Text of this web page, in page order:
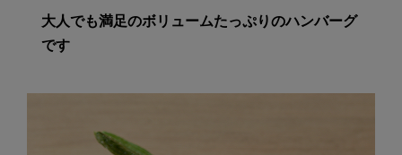
大人でも満足のボリュームたっぷりのハンバーグ
です